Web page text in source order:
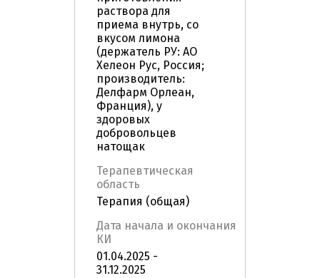
раствора для
приема внутрь, со
вкусом лимона
(держатель РУ: АО
Хелеон Рус, Россия;
производитель:
Делфарм Орлеан,
Франция), у
здоровых
добровольцев
натощак
Терапевтическая
область
Терапия (общая)
Дата начала и окончания
КИ
01.04.2025 -
31.12.2025